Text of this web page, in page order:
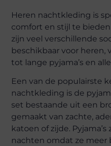
Heren nachtkleding is
comfort en stijl te
zijn veel verschillende
beschikbaar voor
tot lange pyjama’s en
Een van de populairste
nachtkleding is de
set bestaande uit een
gemaakt van zachte,
katoen of zijde.
nachten omdat ze meer